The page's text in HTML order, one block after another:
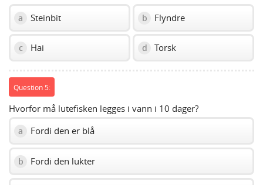
a Steinbit b Flyndre
c Hai d Torsk
Question 5:
Hvorfor må lutefisken legges i vann i 10 dager?
a Fordi den er blå
b Fordi den lukter